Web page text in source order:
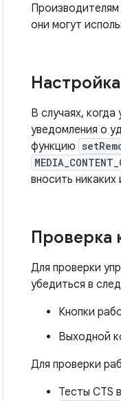
Производителям
они могут
В случаях,
уведомления о
функцию
вносить никаких
Проверка
Для проверки
убедиться в
Кнопки
Выходной
Для проверки
Тесты CTS в